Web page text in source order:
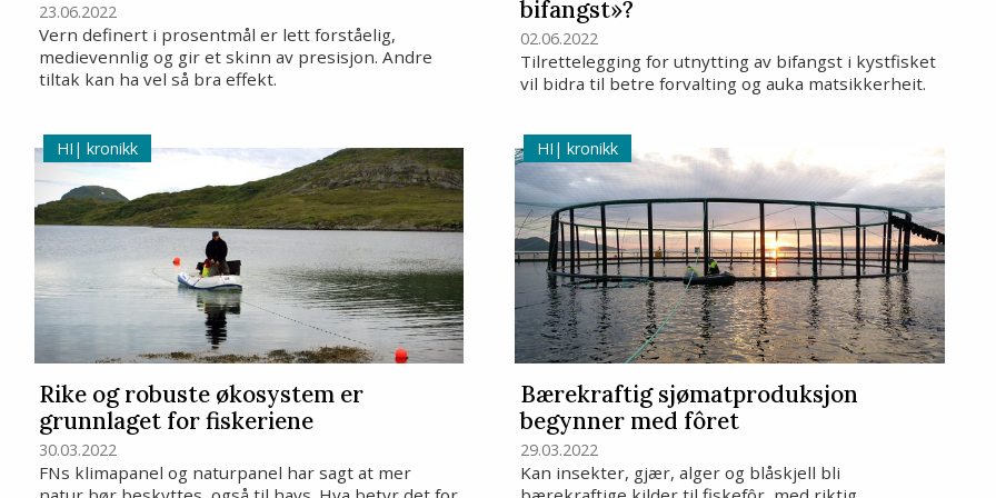
23.06.2022
Vern definert i prosentmål er lett forståelig,
medievennlig og gir et skinn av presisjon. Andre
tiltak kan ha vel så bra effekt.
bifangst»?
02.06.2022
Tilrettelegging for utnytting av bifangst i kystfisket
vil bidra til betre forvalting og auka matsikkerheit.
kronikk
Rike og robuste økosystem er
grunnlaget for fiskeriene
30.03.2022
FNs klimapanel og naturpanel har sagt at mer
kronikk
Bærekraftig sjømatproduksjon
begynner med fôret
29.03.2022
Kan insekter, gjær, alger og blåskjell bli